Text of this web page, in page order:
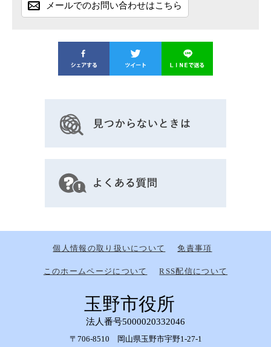
メールでのお問い合わせはこちら
個人情報の取り扱いについて 免責事項
このホームページについて RSS配信について
玉野市役所
法人番号5000020332046
〒706-8510 岡山県玉野市宇野1-27-1